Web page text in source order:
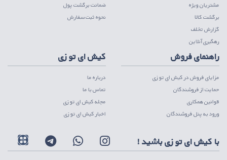
مشتریان ویژه
برگشت کالا
گزارش تخلف
رهگیری آنلاین
ضمانت برگشت پول
نحوه ثبت سفارش
راهنمای فروش
مزایای فروش در کیش ای تو زی
حمایت از فروشندگان
قوانین همکاری
ورود به پنل فروشندگان
کیش ای تو زی
درباره ما
تماس با ما
مجله کیش ای تو زی
اخبار کیش ای تو زی
با کیش ای تو زی باشید !